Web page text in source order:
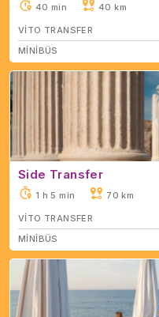
40 min 40 km
VİTO TRANSFER
MİNİBÜS
Side Transfer
1 h 5 min 70 km
VİTO TRANSFER
MİNİBÜS